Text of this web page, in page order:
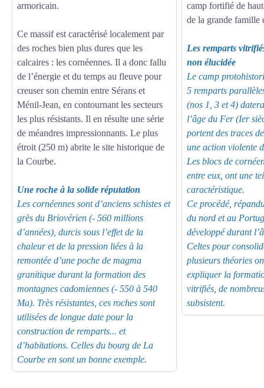
armoricain.
Ce massif est caractérisé localement par
des roches bien plus dures que les
calcaires : les cornéennes. Il a donc fallu
de l’énergie et du temps au fleuve pour
creuser son chemin entre Sérans et
Ménil-Jean, en contournant les secteurs
les plus résistants. Il en résulte une série
de méandres impressionnants. Le plus
étroit (250 m) abrite le site historique de
la Courbe.
Une roche à la solide réputation
Les cornéennes sont d’anciens schistes et
grès du Briovérien (- 560 millions
d’années), durcis sous l’effet de la
chaleur et de la pression liées à la
remontée d’une poche de magma
granitique durant la formation des
montagnes cadomiennes (- 550 à 540
Ma). Très résistantes, ces roches sont
utilisées de longue date pour la
construction de remparts... et
d’habitations. Celles du bourg de La
Courbe en sont un bonne exemple.
camp fortifié de
de la grande famille
Les remparts
non élucidée
Le camp
5 remparts
(nos 1, 3 et 4)
l’âge du Fer (Ier
portent des traces
une action violente
Les blocs de
entre eux, ont une
caractéristique.
Ce procédé,
du nord et au
développé durant
Celtes pour
plusieurs théories
expliquer la
vitrifiés, de
subsistent.